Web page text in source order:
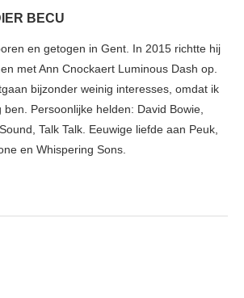
BECU
en getogen in Gent. In 2015 richtte hij
met Ann Cnockaert Luminous Dash op.
bijzonder weinig interesses, omdat ik
Persoonlijke helden: David Bowie,
Talk Talk. Eeuwige liefde aan Peuk,
en Whispering Sons.